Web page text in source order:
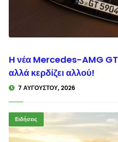
Η νέα Mercedes-AMG
αλλά κερδίζει αλλού!
7 ΑΥΓΟΎΣΤΟΥ, 2026
Ειδήσεις